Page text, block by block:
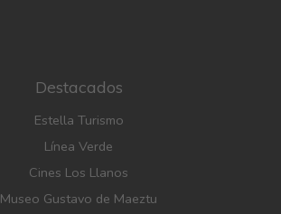
Destacados
Estella Turismo
Línea Verde
Cines Los Llanos
Museo Gustavo de Maeztu